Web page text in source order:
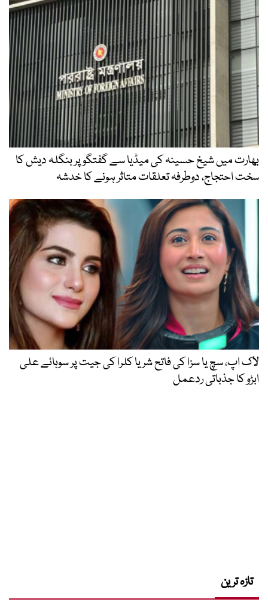
بھارت میں شیخ حسینہ کی میڈیا سے گفتگو پر بنگلہ دیش کا
سخت احتجاج، دوطرفہ تعلقات متاثر ہونے کا خدشہ
لاک اپ، سچ یا سزا کی فاتح شریا کلرا کی جیت پر سوہائے علی
ابڑو کا جذباتی ردعمل
تازہ ترین